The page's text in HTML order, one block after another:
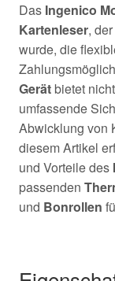
Das Ingenico
Kartenleser,
wurde, die
Gerätbietet
umfassende
Abwicklung von
diesem Artikel
und Vorteile des
passenden
und Bonrollen